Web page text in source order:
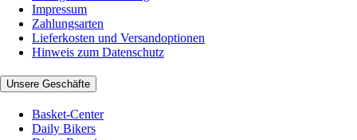
Impressum
Zahlungsarten
Lieferkosten und Versandoptionen
Hinweis zum Datenschutz
Unsere Geschäfte
Basket-Center
Daily Bikers